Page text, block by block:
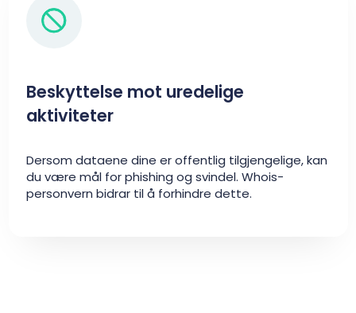
Beskyttelse mot uredelige
aktiviteter
Dersom dataene dine er offentlig tilgjengelige, kan
du være mål for phishing og svindel. Whois-
personvern bidrar til å forhindre dette.